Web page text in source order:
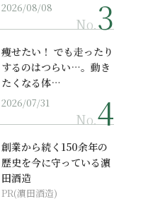
2026/08/08
No.
痩せたい！ でも走ったり
するのはつらい…。動き
たくなる体…
2026/07/31
No.
創業から続く150余年の
歴史を今に守っている濵
田酒造
PR(濵田酒造)